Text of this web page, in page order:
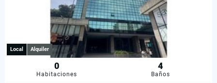
Local Alquiler
0
Habitaciones
4
Baños